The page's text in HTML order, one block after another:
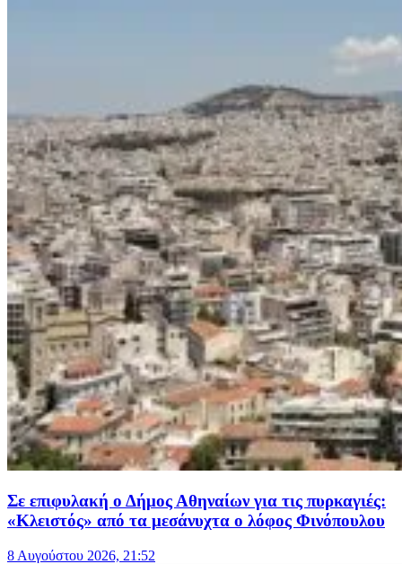
Σε επιφυλακή ο Δήμος Αθηναίων για τις πυρκαγιές:
«Κλειστός» από τα μεσάνυχτα ο λόφος Φινόπουλου
8 Αυγούστου 2026, 21:52